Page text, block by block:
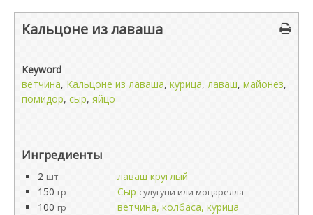
Кальцоне из лаваша
Keyword
ветчина, Кальцоне из лаваша, курица, лаваш, майонез,
помидор, сыр, яйцо
Ингредиенты
2 шт.
лаваш круглый
150 гр Сыр сулугуни или моцарелла
100 гр
ветчина, колбаса, курица